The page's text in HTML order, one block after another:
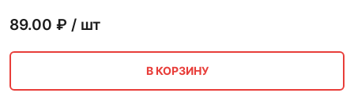
89.00 ₽ / шт
В КОРЗИНУ